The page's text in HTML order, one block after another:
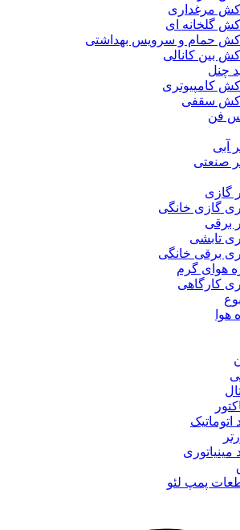
مرغداری
گلخانه ای
حمام و سرویس بهداشتی
بین کانالی
چنل
کامپیوتری
سقفی
فن
آبی
صنعتی
گازی
گازی خانگی
برقی
تابشی
برقی خانگی
هوای گرم
کارگاهی
هوا
اتوماتیک
مینیاتوری
پمپ لئو